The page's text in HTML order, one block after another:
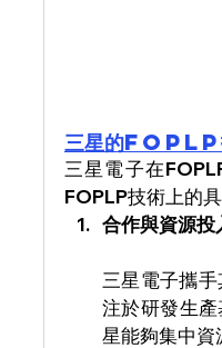
三星的FOPLP
三星電子在
FOPLP技術上的
合作與資源投
三星電子攜
注於研發生
星能夠集中資